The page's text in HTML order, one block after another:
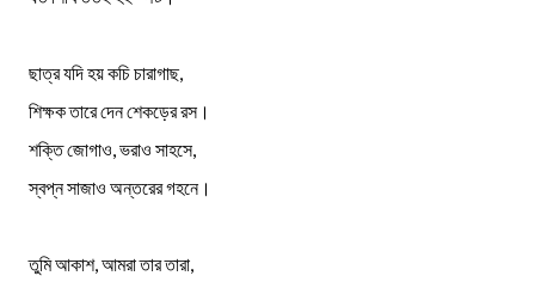
ছাত্র যদি হয় কচি চারাগাছ,
শিক্ষক তারে দেন শেকড়ের রস।
শক্তি জোগাও, ভরাও সাহসে,
স্বপ্ন সাজাও অন্তরের গহনে।
তুমি আকাশ, আমরা তার তারা,